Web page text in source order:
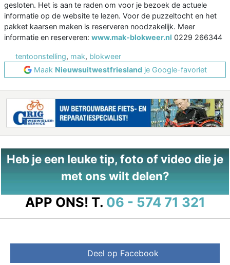
gesloten. Het is aan te raden om voor je bezoek de actuele
informatie op de website te lezen. Voor de puzzeltocht en het
pakket kaarsen maken is reserveren noodzakelijk. Meer
informatie en reserveren: www.mak-blokweer.nl 0229 266344
tentoonstelling, mak, blokweer
Maak Nieuwsuitwestfrieslandje Google-favoriet
Heb je een leuke tip, foto of video die je
met ons wilt delen?
APP ONS! T. 06 - 574 71 321
Deel op Facebook